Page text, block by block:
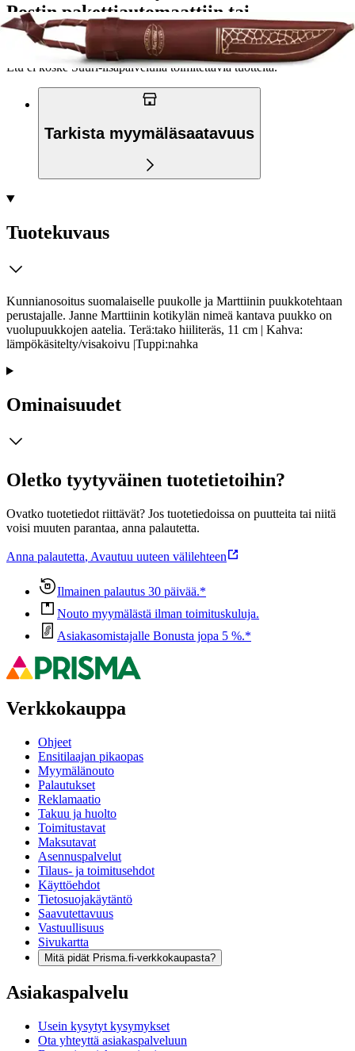
Postin pakettiautomaattiin tai
palvelupisteeseen!
Etu ei koske Suuri‑lisäpalvelulla toimitettavia tuotteita.
Tarkista myymäläsaatavuus
Tuotekuvaus
Kunnianosoitus suomalaiselle puukolle ja Marttiinin puukkotehtaan
perustajalle. Janne Marttiinin kotikylän nimeä kantava puukko on
vuolupuukkojen aatelia. Terä:tako hiiliteräs, 11 cm | Kahva:
lämpökäsitelty/visakoivu |Tuppi:nahka
Ominaisuudet
Oletko tyytyväinen tuotetietoihin?
Ovatko tuotetiedot riittävät? Jos tuotetiedoissa on puutteita tai niitä
voisi muuten parantaa, anna palautetta.
Anna palautetta, Avautuu uuteen välilehteen
Ilmainen palautus 30 päivää.*
Nouto myymälästä ilman toimituskuluja.
Asiakasomistajalle Bonusta jopa 5 %.*
Verkkokauppa
Ohjeet
Ensitilaajan pikaopas
Myymälänouto
Palautukset
Reklamaatio
Takuu ja huolto
Toimitustavat
Maksutavat
Asennuspalvelut
Tilaus- ja toimitusehdot
Käyttöehdot
Tietosuojakäytäntö
Saavutettavuus
Vastuullisuus
Sivukartta
Mitä pidät Prisma.fi-verkkokaupasta?
Asiakaspalvelu
Usein kysytyt kysymykset
Ota yhteyttä asiakaspalveluun